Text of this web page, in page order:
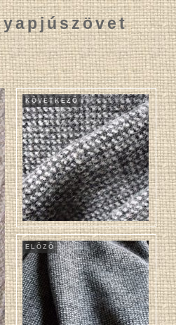
KÖVETKEZÕ
ELÕZÕ